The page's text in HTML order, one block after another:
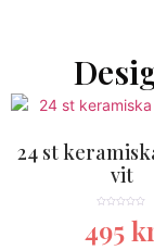
24 st
vit
495